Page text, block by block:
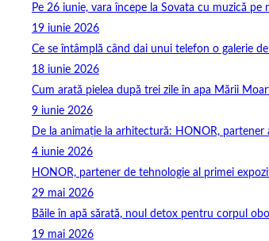
Pe 26 iunie, vara începe la Sovata cu muzică pe
19 iunie 2026
Ce se întâmplă când dai unui telefon o galerie
18 iunie 2026
Cum arată pielea după trei zile în apa Mării
9 iunie 2026
De la animație la arhitectură: HONOR, partener
4 iunie 2026
HONOR, partener de tehnologie al primei
29 mai 2026
Băile în apă sărată, noul detox pentru corpul
19 mai 2026